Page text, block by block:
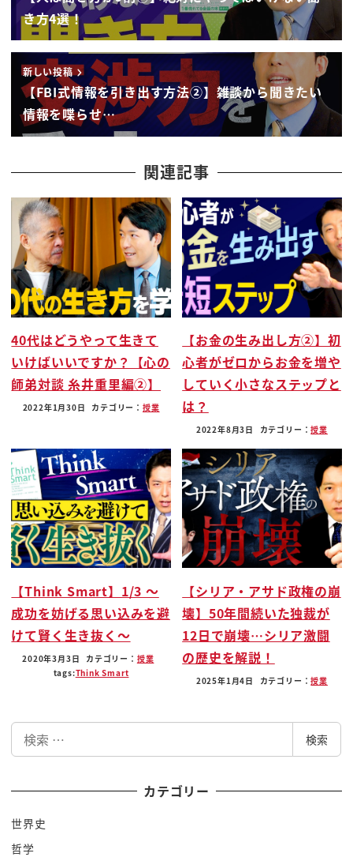
て皆さん日常でも持っていると思います
全世界の人間が歴史上それをを持ってきた
んですね
そしてそれは常に何で行われたが戦争で
行われたんですよほれを捕まえてですね
本部の情報良い縁なんて言ってですねやっ
て来てたわけですねしかしそれをうまく
いかなかったうまくいかないことの方が
何をしてきたかというと人類はでで偽証
ですね基本的には暴力と恐喝よってですね
情報を引き出そうとしたんですね言わない
とこうだぞ言わないとどうなるかわかっ
てるのかこう言ってですねまあ非常に暴力
的な方法で情報を引き出して引き出した
情報が嘘かどうかを嘘発見器とかそういう
ものでなんとか見破って嘘をついてるな
もう1回はないともう中ひどい目に遭わ
せるぞこれで飽きたつまり北風と太陽で
言うんですね北風ばかりやってきたでそれ
に限界を感じ始めたんですね
この事実 fbi がまとめたんですけど
その発端は同一で始まったらしいんですね
これが面白いんですよドイツの秘密警察で
はねぇまあ言った歴史上のその
オーソドックスな性暴力と恐喝によってね
対応した人とか情報を履かせようとしてだ
でもそれがうまくいかなかったんですね
限界を感じ始めた人類はねところがドイツ
の空軍でですね小呂から情報を引き出す
エキスパートが現れたらしいんですよその
ただ雑談をしていたびっくりしました暴力
も強化つも使わなかったつまり北風と太陽
の太陽の技術を覚えたって言うんですね
そしては雑談をしたことによってその人
たのはも引き出されたことに気付かない
ままその情報ポロッと言ってしまったの
き方4選！
新しい投稿
【FBI式情報を引き出す方法②】雑談から聞きたい
情報を喋らせ…
関連記事
40代はどうやって生きて
いけばいいですか？【心の
師弟対談 糸井重里編②】
2022年1月30日 カテゴリー： 授業
【お金の生み出し方②】初
心者がゼロからお金を増や
していく小さなステップと
は？
2022年8月3日 カテゴリー：授業
【Think Smart】1/3 〜
成功を妨げる思い込みを避
けて賢く生き抜く〜
2020年3月3日 カテゴリー： 授業
tags:Think Smart
【シリア・アサド政権の崩
壊】50年間続いた独裁が
12日で崩壊…シリア激闘
の歴史を解説！
2025年1月4日 カテゴリー：授業
索
検索
カテゴリー
世界史
哲学